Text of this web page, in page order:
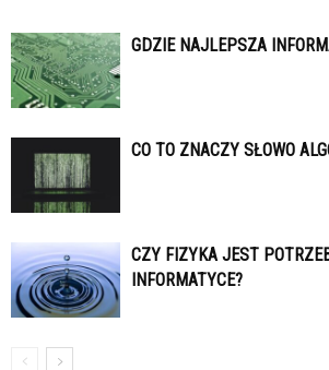
GDZIE NAJLEPSZA
CO TO ZNACZY SŁOWO
CZY FIZYKA JEST
INFORMATYCE?